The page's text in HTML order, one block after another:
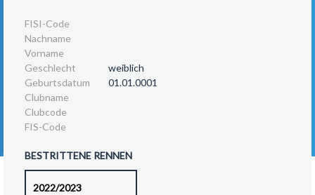
FISI-Code
Nachname
Vorname
Geschlecht
weiblich
Geburtsdatum
01.01.0001
Clubname
Clubcode
FIS-Code
BESTRITTENE RENNEN